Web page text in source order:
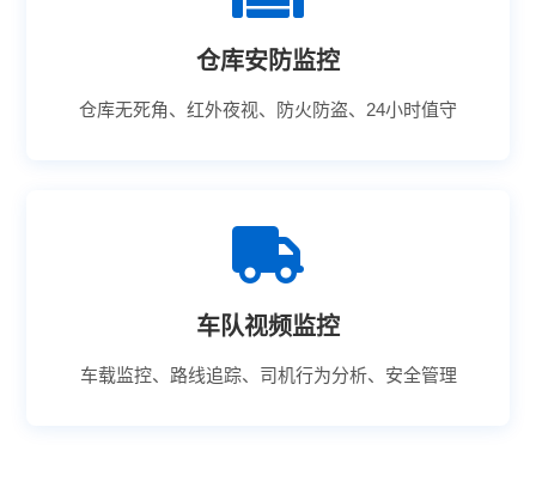
仓库安防监控
仓库无死角、红外夜视、防火防盗、24小时值守
车队视频监控
车载监控、路线追踪、司机行为分析、安全管理